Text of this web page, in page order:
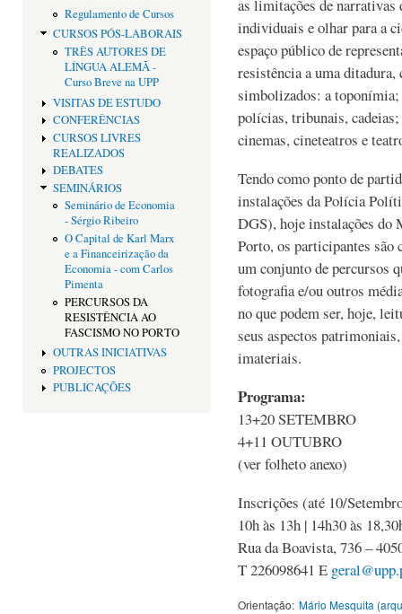
Regulamento de Cursos
CURSOS PÓS-LABORAIS
TRÊS AUTORES DE
LÍNGUA ALEMÃ -
Curso Breve na UPP
VISITAS DE ESTUDO
CONFERÊNCIAS
CURSOS LIVRES
REALIZADOS
DEBATES
SEMINÁRIOS
Seminário de Economia
- Sérgio Ribeiro
O Capital de Karl Marx
e a Financeirização da
Economia - com Carlos
Pimenta
PERCURSOS DA
RESISTÊNCIA AO
FASCISMO NO PORTO
OUTRAS INICIATIVAS
PROJECTOS
PUBLICAÇÕES
as limitações de narrativas
individuais e olhar para a
espaço público de
resistência a uma ditadura,
simbolizados: a toponímia;
polícias, tribunais,
cinemas, cineteatros e
Tendo como ponto de
instalações da Polícia
DGS), hoje instalações
Porto, os participantes são
um conjunto de percursos
fotografia e/ou outros
no que podem ser, hoje,
seus aspectos
imateriais.
Programa:
13+20 SETEMBRO
4+11 OUTUBRO
(ver folheto anexo)
Inscrições (até 10/
10h às 13h | 14h30 às
Rua da Boavista, 736 –
T 226098641 E
Orientação: Mário Mesquita